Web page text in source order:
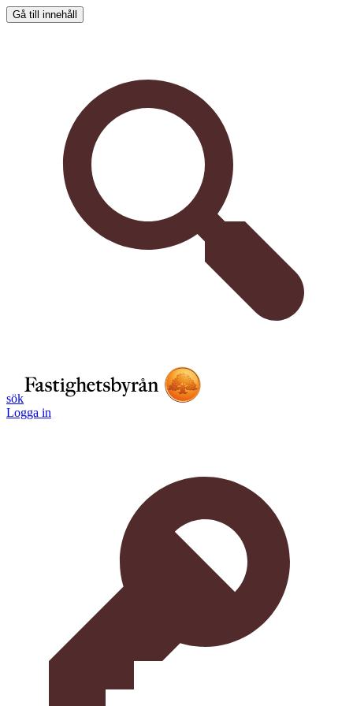
Gå till innehåll
sök
Logga in